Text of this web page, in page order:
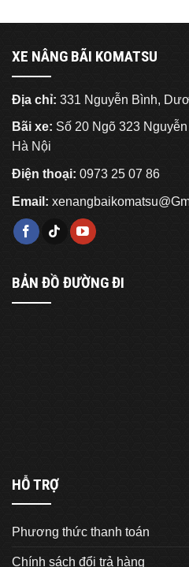
XE NÂNG BÃI KOMATSU
Địa chỉ: 331 Nguyễn Bình,
Bãi xe: Số 20 Ngõ 323
Hà Nội
Điện thoại: 0973 25 07 86
Email:
BẢN ĐỒ ĐƯỜNG ĐI
HỖ TRỢ
Phương thức thanh toán
Chính sách đổi trả hàng